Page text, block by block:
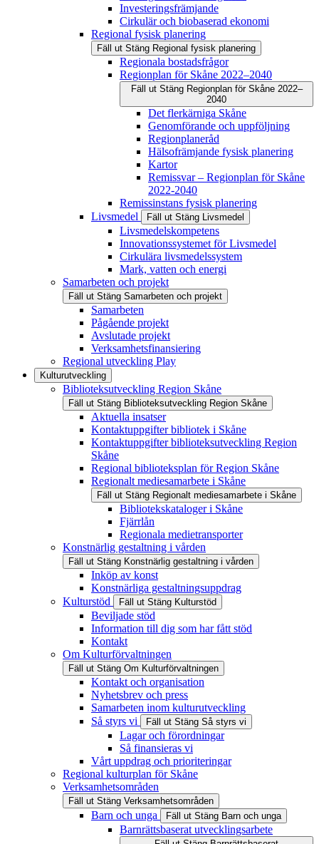
Investeringsfrämjande
Cirkulär och biobaserad ekonomi
Regional fysisk planering
Fäll ut Stäng Regional fysisk planering
Regionala bostadsfrågor
Regionplan för Skåne 2022–2040
Fäll ut Stäng Regionplan för Skåne 2022–
2040
Det flerkärniga Skåne
Genomförande och uppföljning
Regionplaneråd
Hälsofrämjande fysisk planering
Kartor
Remissvar – Regionplan för Skåne
2022-2040
Remissinstans fysisk planering
Livsmedel
Fäll ut Stäng Livsmedel
Livsmedelskompetens
Innovationssystemet för Livsmedel
Cirkulära livsmedelssystem
Mark, vatten och energi
Samarbeten och projekt
Fäll ut Stäng Samarbeten och projekt
Samarbeten
Pågående projekt
Avslutade projekt
Verksamhetsfinansiering
Regional utveckling Play
Kulturutveckling
Biblioteksutveckling Region Skåne
Fäll ut Stäng Biblioteksutveckling Region Skåne
Aktuella insatser
Kontaktuppgifter bibliotek i Skåne
Kontaktuppgifter biblioteksutveckling Region
Skåne
Regional biblioteksplan för Region Skåne
Regionalt mediesamarbete i Skåne
Fäll ut Stäng Regionalt mediesamarbete i Skåne
Bibliotekskataloger i Skåne
Fjärrlån
Regionala medietransporter
Konstnärlig gestaltning i vården
Fäll ut Stäng Konstnärlig gestaltning i vården
Inköp av konst
Konstnärliga gestaltningsuppdrag
Kulturstöd
Fäll ut Stäng Kulturstöd
Beviljade stöd
Information till dig som har fått stöd
Kontakt
Om Kulturförvaltningen
Fäll ut Stäng Om Kulturförvaltningen
Kontakt och organisation
Nyhetsbrev och press
Samarbeten inom kulturutveckling
Så styrs vi
Fäll ut Stäng Så styrs vi
Lagar och förordningar
Så finansieras vi
Vårt uppdrag och prioriteringar
Regional kulturplan för Skåne
Verksamhetsområden
Fäll ut Stäng Verksamhetsområden
Barn och unga Fäll ut Stäng Barn och unga
Barnrättsbaserat utvecklingsarbete